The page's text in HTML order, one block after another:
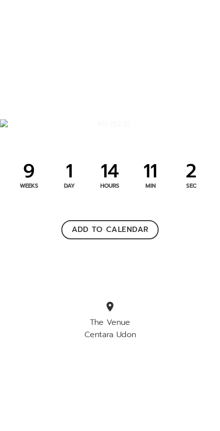
9
WEEKS
1
DAY
14
HOURS
11
MIN
2
SEC
ADD TO CALENDAR
location_on
The Venue
Centara Udon